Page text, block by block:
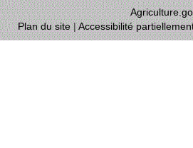
Plan du site|Accessibilité